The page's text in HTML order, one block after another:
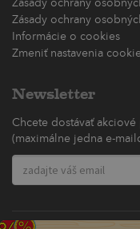
Zásady ochrany
Zásady ochrany
Informácie o cookies
Zmeniť nastavenia
Newsletter
Chcete dostávať
(maximálne jedna e-